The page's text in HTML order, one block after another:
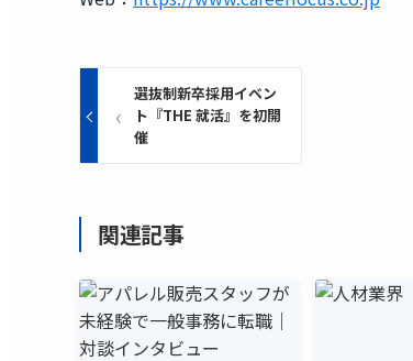
選抜制新卒採用イベン
ト『THE 就活』を初開
催
関連記事